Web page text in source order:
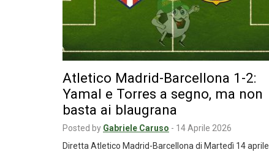
Atletico Madrid-Barcellona 1-2:
Yamal e Torres a segno, ma non
basta ai blaugrana
Posted by Gabriele Caruso - 14 Aprile 2026
Diretta Atletico Madrid-Barcellona di Martedì 14 aprile